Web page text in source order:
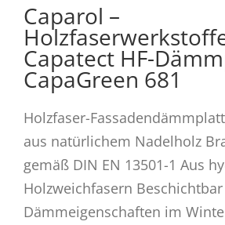
Caparol –
Capatect HF-
CapaGreen 681
Holzfaser-
aus natürlichem Nadelholz
gemäß DIN EN 13501-1 Aus
Holzweichfasern
Dämmeigenschaften im